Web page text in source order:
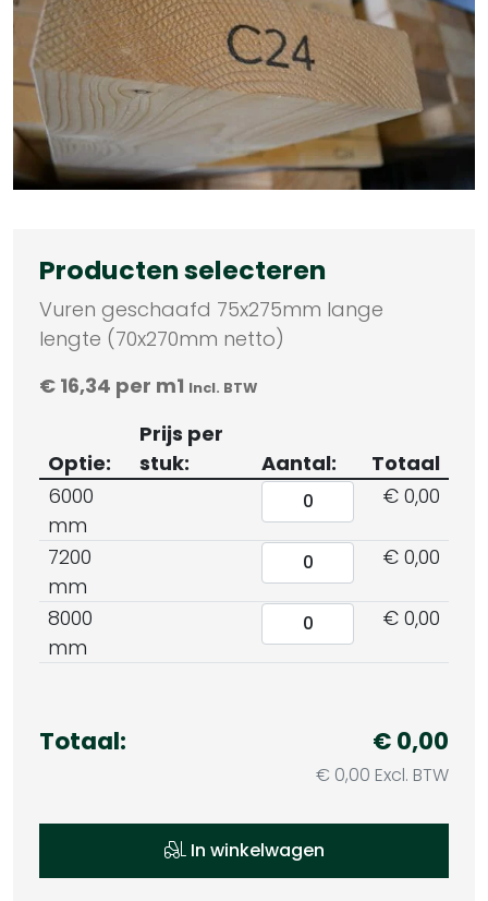
Producten selecteren
Vuren geschaafd 75x275mm lange
lengte (70x270mm netto)
€ 16,34 per m1 Incl. BTW
Optie:
Prijs per
stuk:
Aantal:
Totaal
6000
mm
€ 0,00
7200
mm
€ 0,00
8000
mm
€ 0,00
Totaal: € 0,00
€ 0,00 Excl. BTW
In winkelwagen